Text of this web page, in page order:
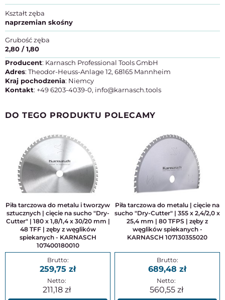
Kształt zęba
naprzemian skośny
Grubość zęba
2,80 / 1,80
Producent: Karnasch Professional Tools GmbH
Adres: Theodor-Heuss-Anlage 12, 68165 Mannheim
Kraj pochodzenia: Niemcy
Kontakt: +49 6203-4039-0, info@karnasch.tools
DO TEGO PRODUKTU POLECAMY
Piła tarczowa do metalu i tworzyw
sztucznych | cięcie na sucho "Dry-
Cutter" | 180 x 1,8/1,4 x 30/20 mm |
48 TFF | zęby z węglików
spiekanych - KARNASCH
107400180010
259,75
211,18
Piła tarczowa do metalu | cięcie na
sucho "Dry-Cutter" | 355 x 2,4/2,0 x
25,4 mm | 80 TFPS | zęby z
węglików spiekanych -
KARNASCH 107130355020
689,48
560,55